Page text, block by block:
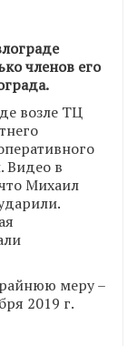
членов его
возле ТЦ
Видео в
Михаил
меру –
2019 г.